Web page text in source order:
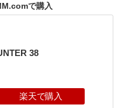
で購入
38
楽天で購入